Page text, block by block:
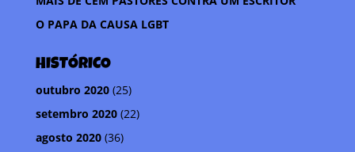
h
O PAPA DA CAUSA LGBT
HISTÓRICO
outubro 2020(25)
setembro 2020(22)
agosto 2020(36)